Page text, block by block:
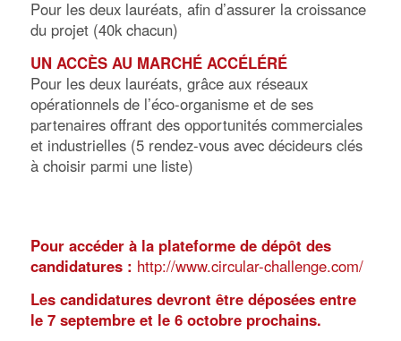
Pour les deux lauréats, afin d’assurer la croissance
du projet (40k chacun)
UN ACCÈS AU MARCHÉ ACCÉLÉRÉ
Pour les deux lauréats, grâce aux réseaux
opérationnels de l’éco-organisme et de ses
partenaires offrant des opportunités commerciales
et industrielles (5 rendez-vous avec décideurs clés
à choisir parmi une liste)
Pour accéder à la plateforme de dépôt des
candidatures : http://www.circular-challenge.com/
Les candidatures devront être déposées entre
le 7 septembre et le 6 octobre prochains.